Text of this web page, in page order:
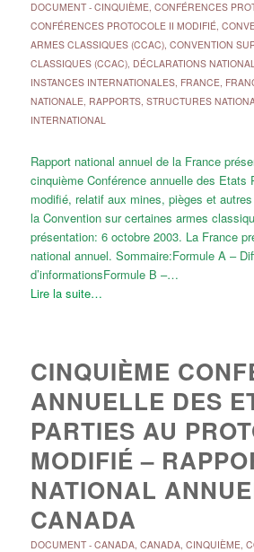
DOCUMENT- CINQUIÈME, CONFÉRENCES
CONFÉRENCES PROTOCOLE II MODIFIÉ,
ARMES CLASSIQUES (CCAC), CONVENTION
CLASSIQUES (CCAC), DÉCLARATIONS
INSTANCES INTERNATIONALES, FRANCE,
NATIONALE, RAPPORTS, STRUCTURES
INTERNATIONAL
Rapport national annuel de la France
cinquième Conférence annuelle des Etats
modifié, relatif aux mines, pièges et
la Convention sur certaines armes
présentation: 6 octobre 2003. La France
national annuel. Sommaire:Formule A –
d’informationsFormule B –…
Lire la suite…
CINQUIÈME
ANNUELLE DES
PARTIES AU
MODIFIÉ –
NATIONAL
CANADA
DOCUMENT- CANADA, CANADA, CINQUIÈME,